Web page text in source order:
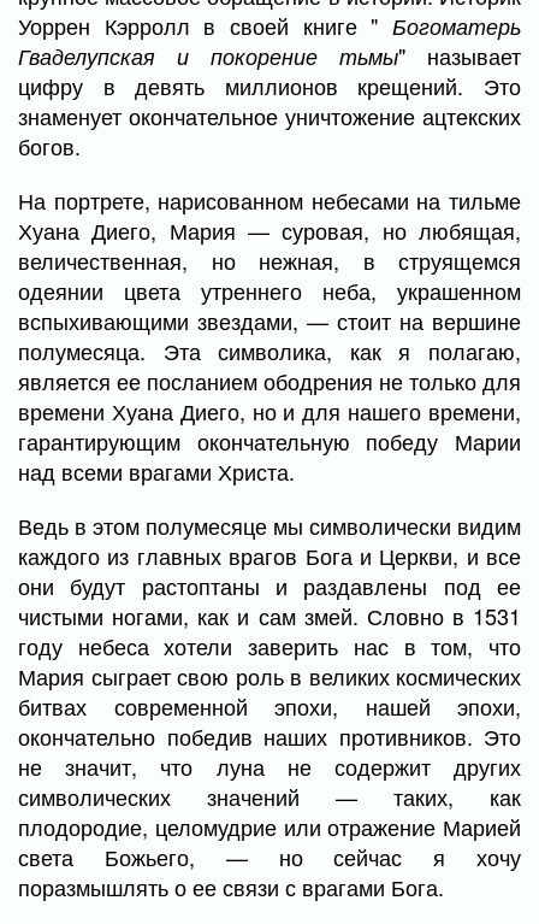
Уоррен Кэрролл в своей книге " Богоматерь
Гваделупская и покорение тьмы" называет
цифру в девять миллионов крещений. Это
знаменует окончательное уничтожение ацтекских
богов.
На портрете, нарисованном небесами на тильме
Хуана Диего, Мария — суровая, но любящая,
величественная, но нежная, в струящемся
одеянии цвета утреннего неба, украшенном
вспыхивающими звездами, — стоит на вершине
полумесяца. Эта символика, как я полагаю,
является ее посланием ободрения не только для
времени Хуана Диего, но и для нашего времени,
гарантирующим окончательную победу Марии
над всеми врагами Христа.
Ведь в этом полумесяце мы символически видим
каждого из главных врагов Бога и Церкви, и все
они будут растоптаны и раздавлены под ее
чистыми ногами, как и сам змей. Словно в 1531
году небеса хотели заверить нас в том, что
Мария сыграет свою роль в великих космических
битвах современной эпохи, нашей эпохи,
окончательно победив наших противников. Это
не значит, что луна не содержит других
символических значений — таких, как
плодородие, целомудрие или отражение Марией
света Божьего, — но сейчас я хочу
поразмышлять о ее связи с врагами Бога.